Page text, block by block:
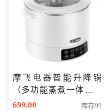
摩飞电器智能升降锅
（多功能蒸煮一体锅）
（智能升降养生锅） 会
699.00 库存99